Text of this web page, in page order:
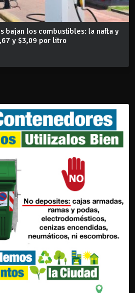
bajan los combustibles: la nafta y
y $3,09 por litro